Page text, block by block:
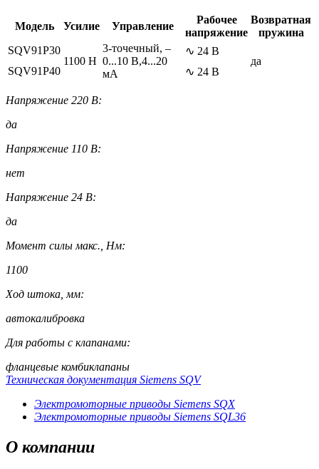
Модель Усилие Управление
Рабочее
напряжение
Возвратная
пружина
SQV91P30
1100 Н
3-точечный, –
0...10 В,4...20
мА
∿ 24 В
да
SQV91P40
∿ 24 В
Напряжение 220 В:
да
Напряжение 110 В:
нет
Напряжение 24 В:
да
Момент силы макс., Нм:
1100
Ход штока, мм:
автокалибровка
Для работы с клапанами:
фланцевые комбиклапаны
Техническая документация Siemens SQV
Электромоторные приводы Siemens SQX
Электромоторные приводы Siemens SQL36
О компании